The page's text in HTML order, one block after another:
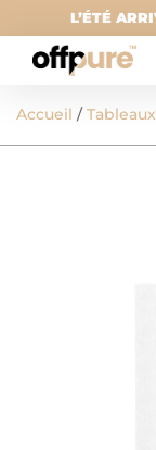
L’ÉTÉ
Accueil /